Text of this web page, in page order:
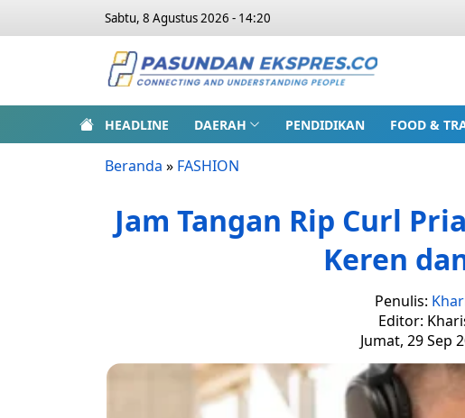
Sabtu, 8 Agustus 2026 - 14:20
HEADLINE DAERAH PENDIDIKAN FOOD &
Beranda » FASHION
Jam Tangan Rip Curl
Keren
Penulis:
Editor:
Jumat, 29 Sep